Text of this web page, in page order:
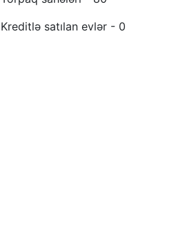
Kreditlə satılan evlər - 0